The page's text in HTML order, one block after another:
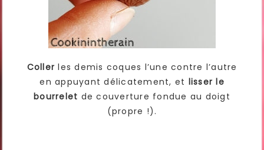
Coller les demis coques l’une contre l’autre
en appuyant délicatement, et lisser le
bourrelet de couverture fondue au doigt
(propre !).